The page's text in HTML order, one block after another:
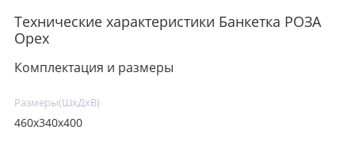
Технические характеристики Банкетка РОЗА
Орех
Комплектация и размеры
Размеры(ШхДхВ)
460x340x400